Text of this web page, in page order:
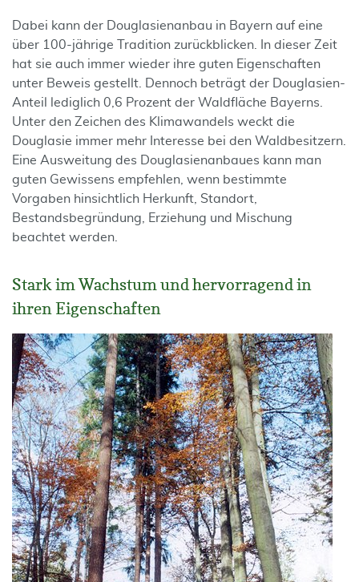
Dabei kann der Douglasienanbau in Bayern auf eine
über 100-jährige Tradition zurückblicken. In dieser Zeit
hat sie auch immer wieder ihre guten Eigenschaften
unter Beweis gestellt. Dennoch beträgt der Douglasien-
Anteil lediglich 0,6 Prozent der Waldfläche Bayerns.
Unter den Zeichen des Klimawandels weckt die
Douglasie immer mehr Interesse bei den Waldbesitzern.
Eine Ausweitung des Douglasienanbaues kann man
guten Gewissens empfehlen, wenn bestimmte
Vorgaben hinsichtlich Herkunft, Standort,
Bestandsbegründung, Erziehung und Mischung
beachtet werden.
Stark im Wachstum und hervorragend in
ihren Eigenschaften